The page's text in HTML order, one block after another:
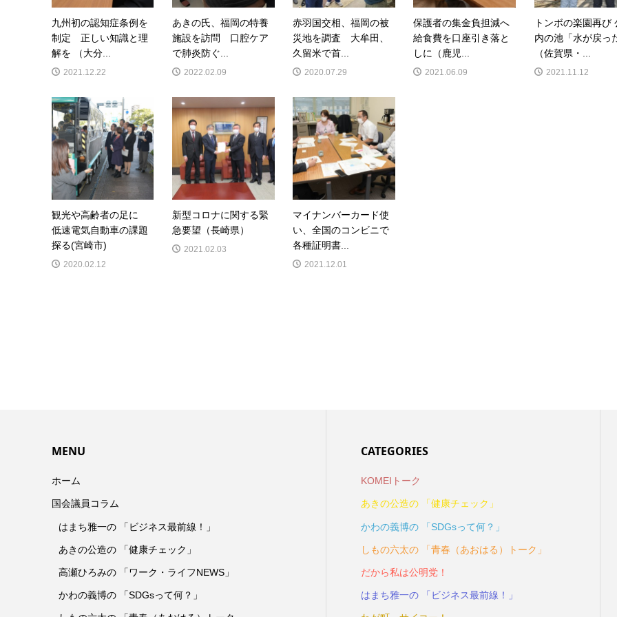
九州初の認知症条例を
制定 正しい知識と理
解を （大分...
2021.12.22
あきの氏、福岡の特養
施設を訪問 口腔ケア
で肺炎防ぐ...
2022.02.09
赤羽国交相、福岡の被
災地を調査 大牟田、
久留米で首...
2020.07.29
保護者の集金負担減へ
給食費を口座引き落と
しに（鹿児...
2021.06.09
トンボの楽園再び
内の池「水が戻っ
（佐賀県・...
2021.11.12
観光や高齢者の足に
低速電気自動車の課題
探る(宮崎市)
2020.02.12
新型コロナに関する緊
急要望（長崎県）
2021.02.03
マイナンバーカード使
い、全国のコンビニで
各種証明書...
2021.12.01
MENU
ホーム
国会議員コラム
はまち雅一の 「ビジネス最前線！」
あきの公造の 「健康チェック」
高瀬ひろみの 「ワーク・ライフNEWS」
かわの義博の 「SDGsって何？」
CATEGORIES
KOMEIトーク
あきの公造の 「健康チェック」
かわの義博の 「SDGsって何？」
しもの六太の 「青春（あおはる）トーク」
だから私は公明党！
はまち雅一の 「ビジネス最前線！」